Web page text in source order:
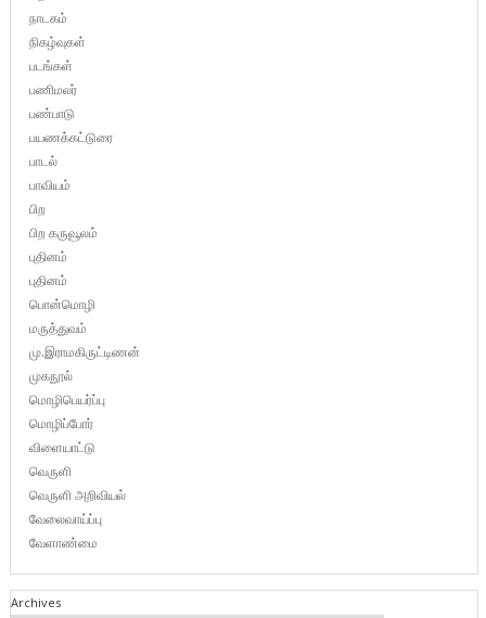
நாடகம்
நிகழ்வுகள்
படங்கள்
பணிமலர்
பண்பாடு
பயணக்கட்டுரை
பாடல்
பாவியம்
பிற
பிற கருவூலம்
புதினம்
புதினம்
பொன்மொழி
மருத்துவம்
மு.இராமகிருட்டிணன்
முகநூல்
மொழிபெயர்ப்பு
மொழிப்போர்
விளையாட்டு
வெருளி
வெருளி அறிவியல்
வேலைவாய்ப்பு
வேளாண்மை
Archives